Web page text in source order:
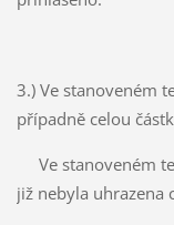
3.) Ve stanoveném
případně celou
Ve stanoveném
již nebyla uhrazena